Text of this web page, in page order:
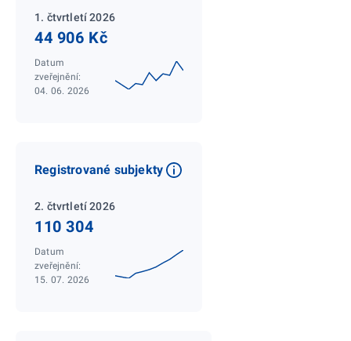
1. čtvrtletí 2026
44 906 Kč
Datum
zveřejnění:
04. 06. 2026
Registrované subjekty
2. čtvrtletí 2026
110 304
Datum
zveřejnění:
15. 07. 2026